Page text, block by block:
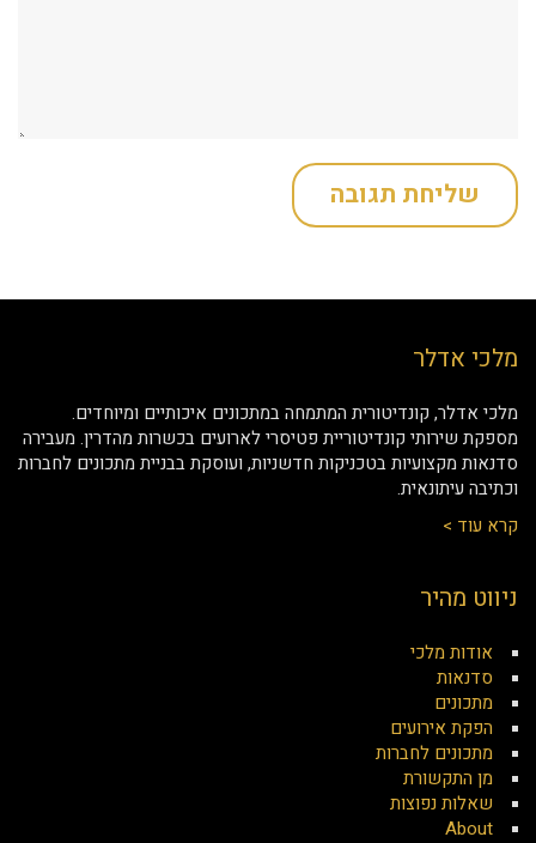
מלכי אדלר
מלכי אדלר, קונדיטורית המתמחה במתכונים איכותיים ומיוחדים.
מספקת שירותי קונדיטוריית פטיסרי לארועים בכשרות מהדרין. מעבירה
סדנאות מקצועיות בטכניקות חדשניות, ועוסקת בבניית מתכונים לחברות
וכתיבה עיתונאית.
קרא עוד >
ניווט מהיר
אודות מלכי
סדנאות
מתכונים
הפקת אירועים
מתכונים לחברות
מן התקשורת
שאלות נפוצות
About